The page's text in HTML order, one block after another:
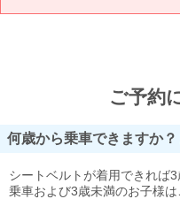
ご予約
何歳から乗車できますか
シートベルトが着用できれば
乗車および3歳未満のお子様は